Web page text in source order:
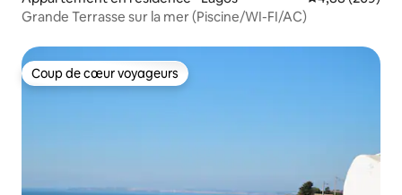
Grande Terrasse sur la mer (Piscine/WI-FI/AC)
Coup de cœur voyageurs
Coup de cœur voyageurs